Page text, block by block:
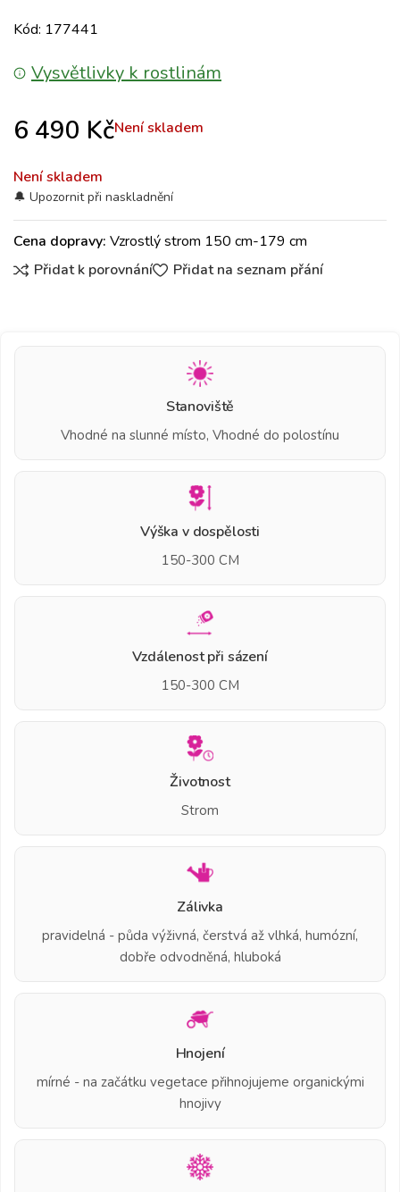
Kód: 177441
Vysvětlivky k rostlinám
6 490 KčNení skladem
Není skladem
Cena dopravy: Vzrostlý strom 150 cm-179 cm
Přidat k porovnání
Přidat na seznam přání
Stanoviště
Vhodné na slunné místo, Vhodné do polostínu
Výška v dospělosti
150-300 CM
Vzdálenost při sázení
150-300 CM
Životnost
Strom
Zálivka
pravidelná - půda výživná, čerstvá až vlhká, humózní,
dobře odvodněná, hluboká
Hnojení
mírné - na začátku vegetace přihnojujeme organickými
hnojivy